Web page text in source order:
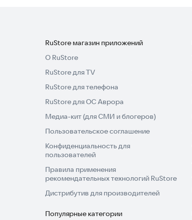
RuStore магазин приложений
О RuStore
RuStore для TV
RuStore для телефона
RuStore для ОС Аврора
Медиа-кит (для СМИ и блогеров)
Пользовательское соглашение
Конфиденциальность для
пользователей
Правила применения
рекомендательных технологий RuStore
Дистрибутив для производителей
Популярные категории